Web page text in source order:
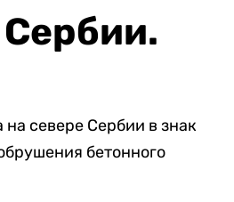
севере Сербии в знак
бетонного